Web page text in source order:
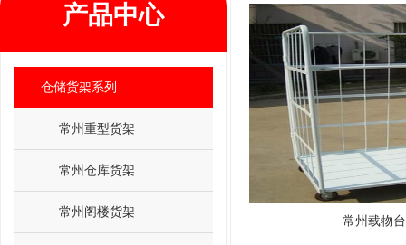
产品中心
仓储货架系列
常州重型货架
常州仓库货架
常州阁楼货架
常州载物